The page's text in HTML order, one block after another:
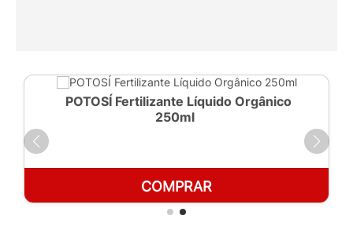
POTOSÍ Fertilizante Líquido Orgânico
250ml
COMPRAR